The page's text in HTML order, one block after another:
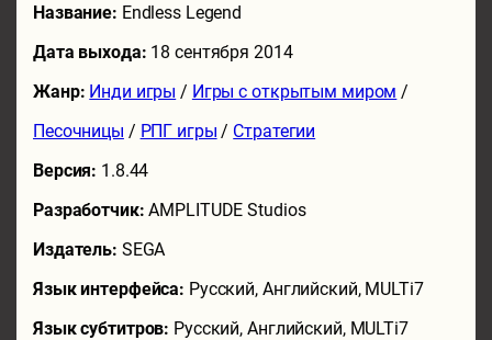
Название: Endless Legend
Дата выхода: 18 сентября 2014
Жанр: Инди игры / Игры с открытым миром /
Песочницы / РПГ игры / Стратегии
Версия: 1.8.44
Разработчик:AMPLITUDE Studios
Издатель: SEGA
Язык интерфейса: Русский, Английский, MULTi7
Язык субтитров: Русский, Английский, MULTi7